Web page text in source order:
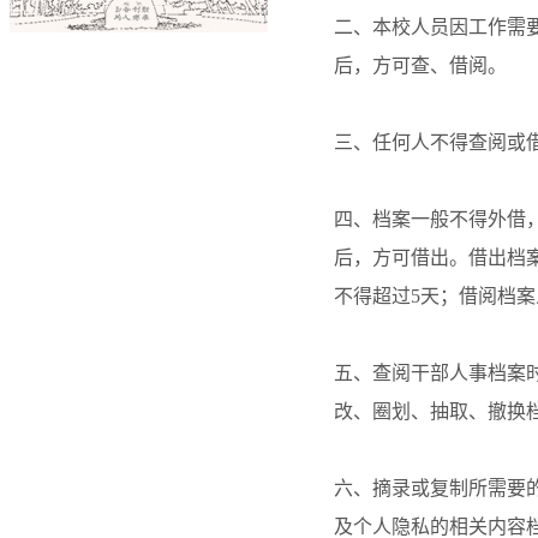
二、本校人员因工作需
后，方可查、借阅。
三、任何人不得查阅或
四、档案一般不得外借
后，方可借出。借出档
不得超过5天；借阅档
五、查阅干部人事档案
改、圈划、抽取、撤换
六、摘录或复制所需要
及个人隐私的相关内容